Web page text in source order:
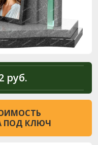
руб.
ПОД КЛЮЧ